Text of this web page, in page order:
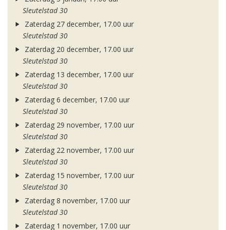
Sleutelstad 30
Zaterdag 27 december, 17.00 uur
Sleutelstad 30
Zaterdag 20 december, 17.00 uur
Sleutelstad 30
Zaterdag 13 december, 17.00 uur
Sleutelstad 30
Zaterdag 6 december, 17.00 uur
Sleutelstad 30
Zaterdag 29 november, 17.00 uur
Sleutelstad 30
Zaterdag 22 november, 17.00 uur
Sleutelstad 30
Zaterdag 15 november, 17.00 uur
Sleutelstad 30
Zaterdag 8 november, 17.00 uur
Sleutelstad 30
Zaterdag 1 november, 17.00 uur